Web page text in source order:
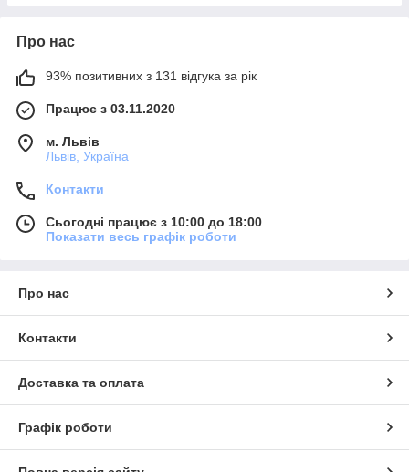
Про нас
93% позитивних з 131 відгука за рік
Працює з 03.11.2020
м. Львів
Львів, Україна
Контакти
Сьогодні працює з 10:00 до 18:00
Показати весь графік роботи
Про нас
Контакти
Доставка та оплата
Графік роботи